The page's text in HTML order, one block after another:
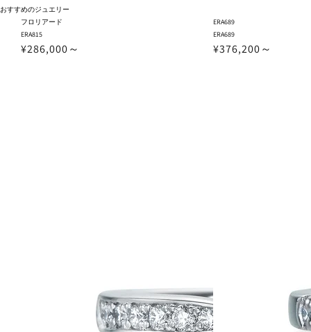
おすすめのジュエリー
フロリアード
ERA815
¥286,000～
ERA689
ERA689
¥376,200～